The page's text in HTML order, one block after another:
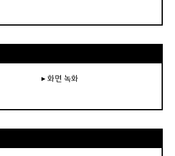
▸ 화면 녹화